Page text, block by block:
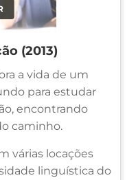
(2013)
a vida de um
para estudar
encontrando
caminho.
várias locações
linguística do